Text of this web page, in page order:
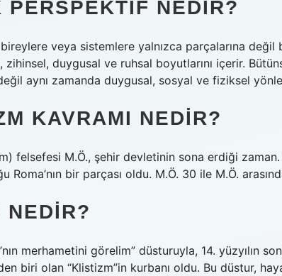
PERSPEKTIF NEDIR?
veya sistemlere yalnızca parçalarına
duygusal ve ruhsal boyutlarını içerir.
aynı zamanda duygusal, sosyal ve fiziksel
KAVRAMI NEDIR?
felsefesi M.Ö., şehir devletinin sona erdiği
Roma’nın bir parçası oldu. M.Ö. 30 ile M.Ö.
NEDIR?
merhametini görelim” düsturuyla, 14. yüzyılın
biri olan “Klistizm”in kurbanı oldu. Bu düstur,